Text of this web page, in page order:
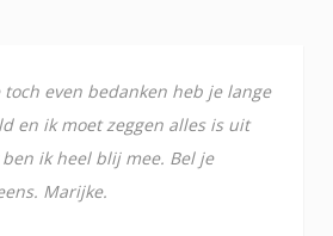
even bedanken heb je lange
en ik moet zeggen alles is uit
ik heel blij mee. Bel je
Marijke.